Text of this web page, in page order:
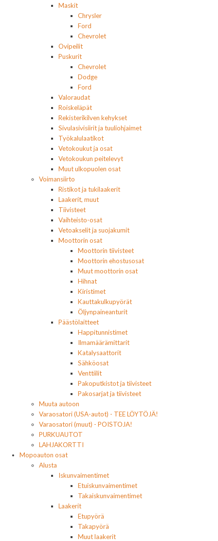
Maskit
Chrysler
Ford
Chevrolet
Ovipeilit
Puskurit
Chevrolet
Dodge
Ford
Valoraudat
Roiskeläpät
Rekisterikilven kehykset
Sivulasivisiirit ja tuuliohjaimet
Työkalulaatikot
Vetokoukut ja osat
Vetokoukun peitelevyt
Muut ulkopuolen osat
Voimansiirto
Ristikot ja tukilaakerit
Laakerit, muut
Tiivisteet
Vaihteisto-osat
Vetoakselit ja suojakumit
Moottorin osat
Moottorin tiivisteet
Moottorin ehostusosat
Muut moottorin osat
Hihnat
Kiristimet
Kauttakulkupyörät
Öljynpaineanturit
Päästölaitteet
Happitunnistimet
Ilmamäärämittarit
Katalysaattorit
Sähköosat
Venttiilit
Pakoputkistot ja tiivisteet
Pakosarjat ja tiivisteet
Muuta autoon
Varaosatori (USA-autot) - TEE LÖYTÖJÄ!
Varaosatori (muut) - POISTOJA!
PURKUAUTOT
LAHJAKORTTI
Mopoauton osat
Alusta
Iskunvaimentimet
Etuiskunvaimentimet
Takaiskunvaimentimet
Laakerit
Etupyörä
Takapyörä
Muut laakerit